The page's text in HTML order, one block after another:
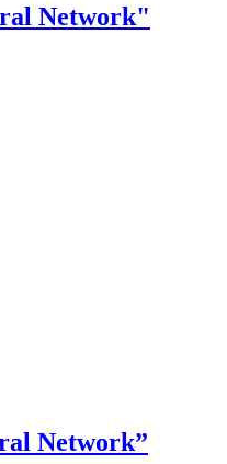
Network"
Network”